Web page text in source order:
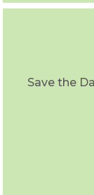
Save the